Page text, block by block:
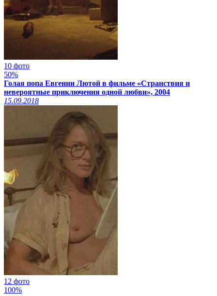
10 фото
50%
Голая попа Евгении Лютой в фильме «Странствия и
невероятные приключения одной любви», 2004
15.09.2018
12 фото
100%